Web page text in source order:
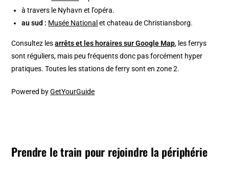
à travers le Nyhavn et l’opéra.
au sud : Musée National et chateau de Christiansborg.
Consultez lesarrêts et les horaires sur Google Map, les ferrys
sont réguliers, mais peu fréquents donc pas forcément hyper
pratiques. Toutes les stations de ferry sont en zone 2.
Powered byGetYourGuide
Prendre le train pour rejoindre la périphérie